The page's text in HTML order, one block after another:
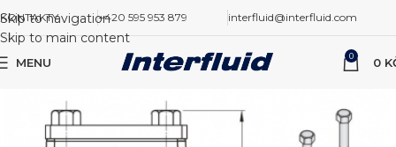
Skip to navigation
Skip to main content
KONTAKTY +420 595 953 879 interfluid@interfluid.com
MENU 0 0